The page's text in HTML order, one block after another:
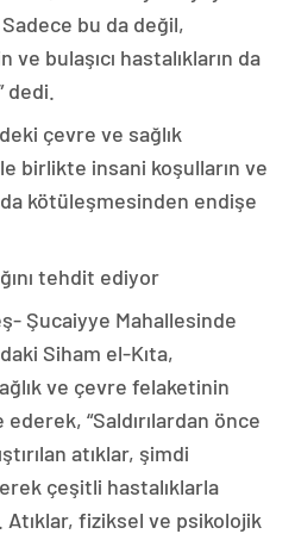
bu da değil,
bulaşıcı hastalıkların da
dedi.
çevre ve sağlık
birlikte insani koşulların ve
da kötüleşmesinden endişe
tehdit ediyor
Şucaiyye Mahallesinde
Siham el-Kıta,
ve çevre felaketinin
“Saldırılardan önce
atıklar, şimdi
çeşitli hastalıklarla
Atıklar, fiziksel ve psikolojik